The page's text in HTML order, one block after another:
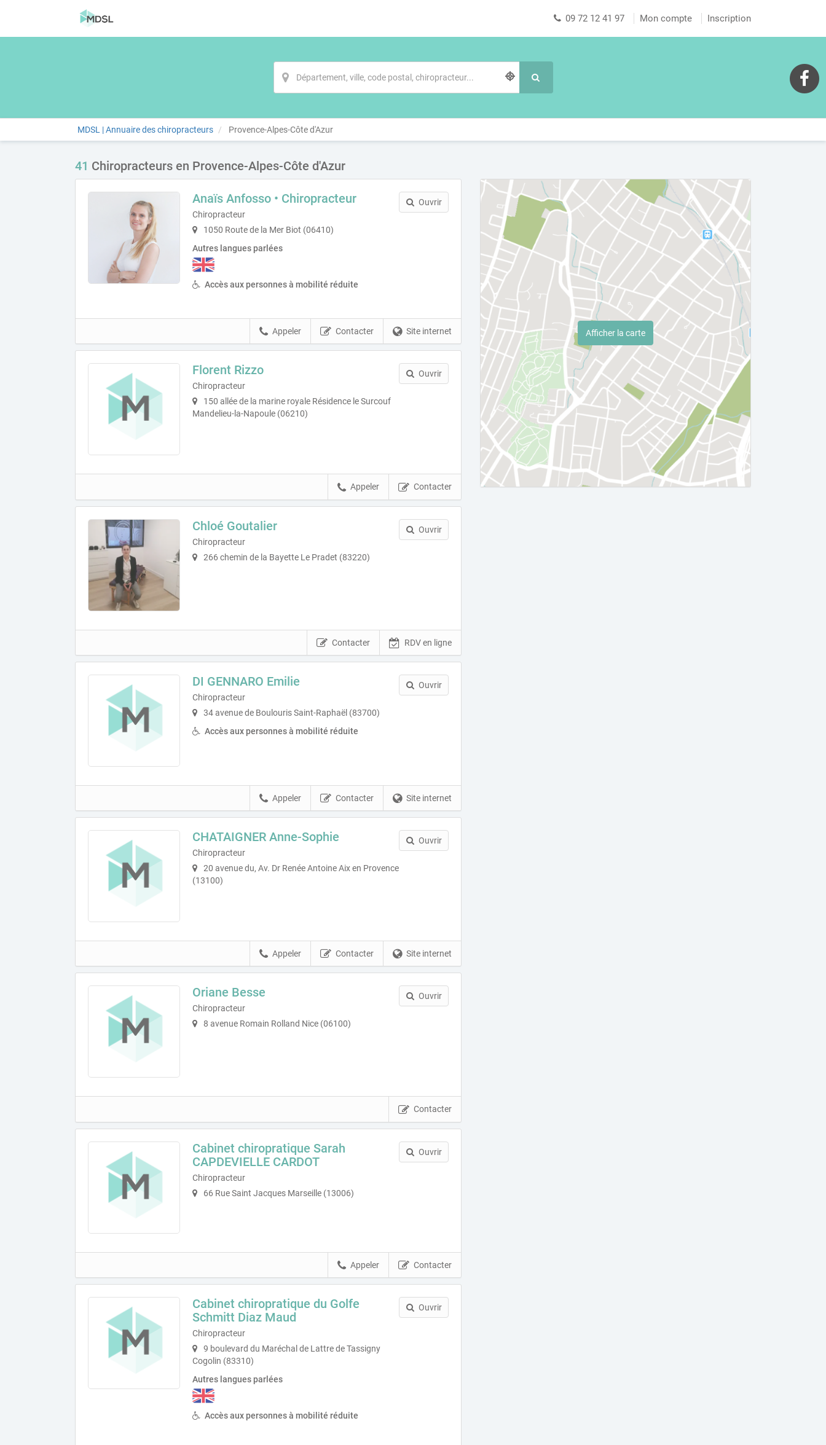
09 72 12 41 97 Mon compte Inscription
MDSL | Annuaire des chiropracteurs Provence-Alpes-Côte d'Azur
41 Chiropracteurs en Provence-Alpes-Côte d'Azur
Anaïs Anfosso • Chiropracteur
Chiropracteur
1050 Route de la Mer Biot (06410)
Autres langues parlées
Accès aux personnes à mobilité réduite
Ouvrir
Site internet
Contacter
Appeler
Florent Rizzo
Chiropracteur
150 allée de la marine royale Résidence le Surcouf
Mandelieu-la-Napoule (06210)
Ouvrir
Contacter
Appeler
Chloé Goutalier
Chiropracteur
266 chemin de la Bayette Le Pradet (83220)
Ouvrir
RDV en ligne
Contacter
DI GENNARO Emilie
Chiropracteur
34 avenue de Boulouris Saint-Raphaël (83700)
Accès aux personnes à mobilité réduite
Ouvrir
Site internet
Contacter
Appeler
CHATAIGNER Anne-Sophie
Chiropracteur
20 avenue du, Av. Dr Renée Antoine Aix en Provence
(13100)
Ouvrir
Site internet
Contacter
Appeler
Oriane Besse
Chiropracteur
8 avenue Romain Rolland Nice (06100)
Ouvrir
Contacter
Cabinet chiropratique Sarah
CAPDEVIELLE CARDOT
Chiropracteur
66 Rue Saint Jacques Marseille (13006)
Ouvrir
Contacter
Appeler
Cabinet chiropratique du Golfe
Schmitt Diaz Maud
Chiropracteur
9 boulevard du Maréchal de Lattre de Tassigny
Cogolin (83310)
Autres langues parlées
Accès aux personnes à mobilité réduite
Ouvrir
Afficher la carte